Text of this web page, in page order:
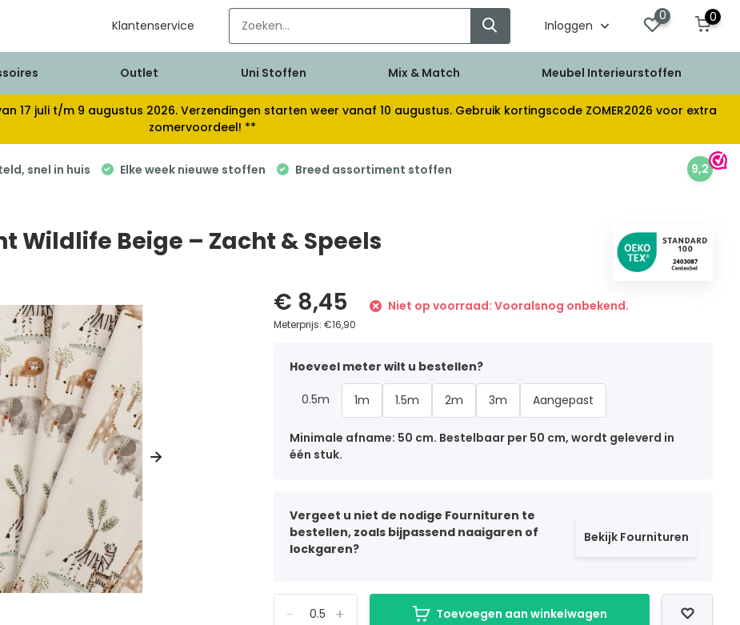
Klantenservice Inloggen
0 0
Outlet Uni Stoffen Mix & Match Meubel Interieurstoffen
17 juli t/m 9 augustus 2026. Verzendingen starten weer vanaf 10 augustus. Gebruik kortingscode ZOMER2026 voor extra
zomervoordeel! **
snel in huis Elke week nieuwe stoffen Breed assortiment stoffen 9,2
Wildlife Beige – Zacht & Speels
€ 8,45 Niet op voorraad: Vooralsnog onbekend.
Meterprijs:€16,90
Hoeveel meter wilt u bestellen?
0.5m 1m 1.5m 2m 3m Aangepast
Minimale afname: 50 cm. Bestelbaar per 50 cm, wordt geleverd in
één stuk.
Vergeet u niet de nodige Fournituren te
bestellen, zoals bijpassend naaigaren of
lockgaren?
Bekijk Fournituren
+
- Toevoegen aan winkelwagen